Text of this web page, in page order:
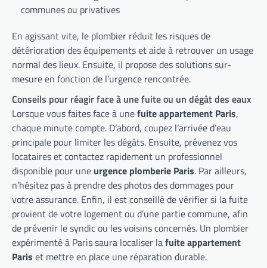
communes ou privatives
En agissant vite, le plombier réduit les risques de
détérioration des équipements et aide à retrouver un usage
normal des lieux. Ensuite, il propose des solutions sur-
mesure en fonction de l’urgence rencontrée.
Conseils pour réagir face à une fuite ou un dégât des eaux
Lorsque vous faites face à unefuite appartement Paris,
chaque minute compte. D’abord, coupez l’arrivée d’eau
principale pour limiter les dégâts. Ensuite, prévenez vos
locataires et contactez rapidement un professionnel
disponible pour une urgence plomberie Paris. Par ailleurs,
n’hésitez pas à prendre des photos des dommages pour
votre assurance. Enfin, il est conseillé de vérifier si la fuite
provient de votre logement ou d’une partie commune, afin
de prévenir le syndic ou les voisins concernés. Un plombier
expérimenté à Paris saura localiser lafuite appartement
Paris et mettre en place une réparation durable.